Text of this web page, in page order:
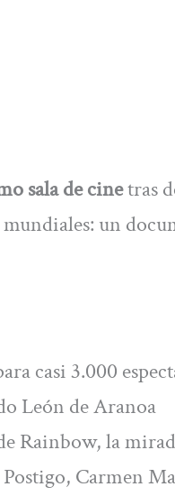
sala de cinetras
un
casi 3.000
León de Aranoa
Rainbow, la
Carmen